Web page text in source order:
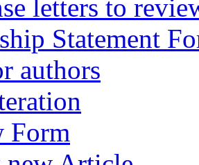
letters to
Statement
authors
Form